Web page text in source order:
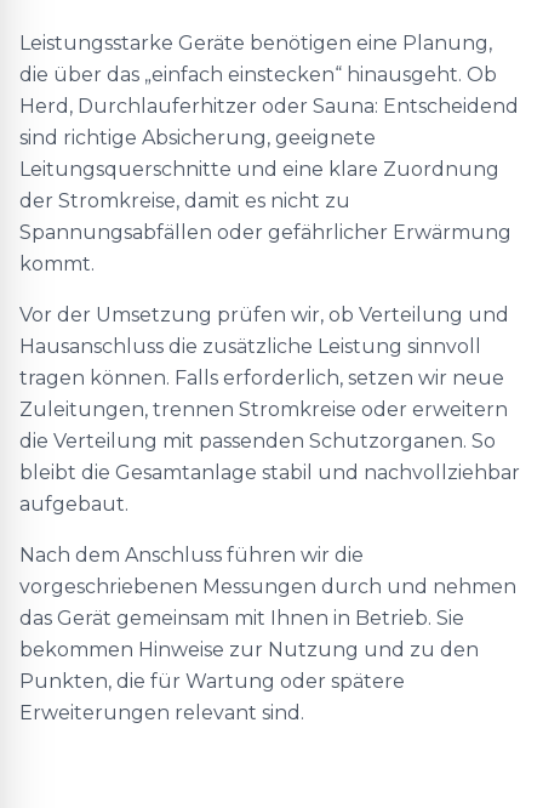
Leistungsstarke Geräte benötigen eine Planung,
die über das „einfach einstecken“ hinausgeht. Ob
Herd, Durchlauferhitzer oder Sauna: Entscheidend
sind richtige Absicherung, geeignete
Leitungsquerschnitte und eine klare Zuordnung
der Stromkreise, damit es nicht zu
Spannungsabfällen oder gefährlicher Erwärmung
kommt.
Vor der Umsetzung prüfen wir, ob Verteilung und
Hausanschluss die zusätzliche Leistung sinnvoll
tragen können. Falls erforderlich, setzen wir neue
Zuleitungen, trennen Stromkreise oder erweitern
die Verteilung mit passenden Schutzorganen. So
bleibt die Gesamtanlage stabil und nachvollziehbar
aufgebaut.
Nach dem Anschluss führen wir die
vorgeschriebenen Messungen durch und nehmen
das Gerät gemeinsam mit Ihnen in Betrieb. Sie
bekommen Hinweise zur Nutzung und zu den
Punkten, die für Wartung oder spätere
Erweiterungen relevant sind.